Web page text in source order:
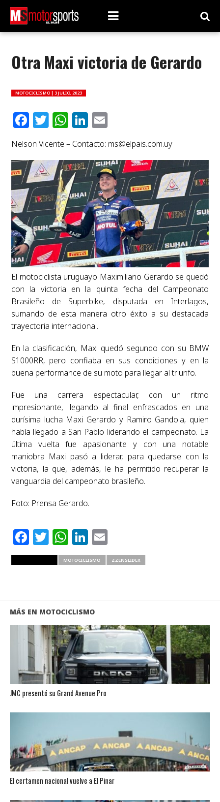
Otra Maxi victoria de Gerardo
MOTOCICLISMO | 3 JULIO, 2023
Facebook
Twitter
WhatsApp
LinkedIn
Email
Nelson Vicente – Contacto: ms@elpais.com.uy
El motociclista uruguayo Maximiliano Gerardo se quedó
con la victoria en la quinta fecha del Campeonato
Brasileño de Superbike, disputada en Interlagos,
sumando de esta manera otro éxito a su destacada
trayectoria internacional.
En la clasificación, Maxi quedó segundo con su BMW
S1000RR, pero confiaba en sus condiciones y en la
buena performance de su moto para llegar al triunfo.
Fue una carrera espectacular, con un ritmo
impresionante, llegando al final enfrascados en una
durísima lucha Maxi Gerardo y Ramiro Gandola, quien
había llegado a San Pablo liderando el campeonato. La
última vuelta fue apasionante y con una notable
maniobra Maxi pasó a liderar, para quedarse con la
victoria, la que, además, le ha permitido recuperar la
vanguardia del campeonato brasileño.
Foto: Prensa Gerardo.
Facebook
Twitter
WhatsApp
LinkedIn
Email
MOTOCICLISMO ZZENSLIDER
MÁS EN MOTOCICLISMO
JMC presentó su Grand Avenue Pro
El certamen nacional vuelve a El Pinar